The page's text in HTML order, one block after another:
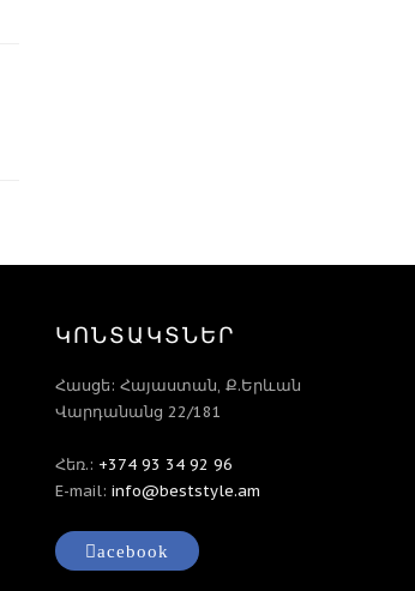
ԿՈՆՏԱԿՏՆԵՐ
Հասցե: Հայաստան, Ք.Երևան
Վարդանանց 22/181
Հեռ.: +374 93 34 92 96
E-mail: info@beststyle.am
acebook